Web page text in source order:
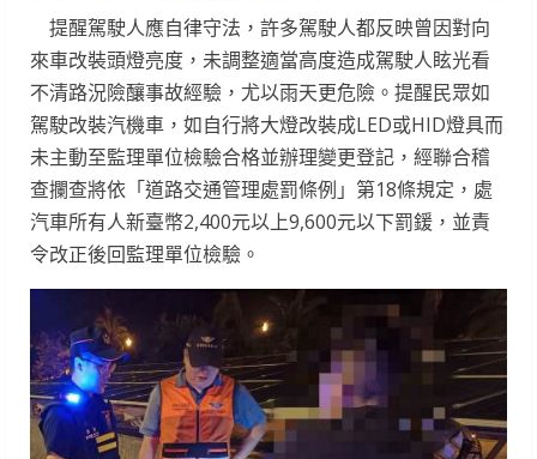
提醒駕駛人應自律守法，許多駕駛人都反映曾因對向
來車改裝頭燈亮度，未調整適當高度造成駕駛人眩光看
不清路況險釀事故經驗，尤以雨天更危險。提醒民眾如
駕駛改裝汽機車，如自行將大燈改裝成LED或HID燈具而
未主動至監理單位檢驗合格並辦理變更登記，經聯合稽
查攔查將依「道路交通管理處罰條例」第18條規定，處
汽車所有人新臺幣2,400元以上9,600元以下罰鍰，並責
令改正後回監理單位檢驗。